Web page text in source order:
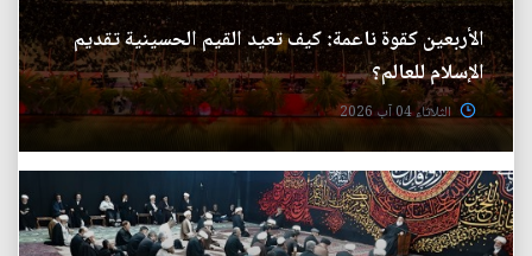
الأربعين كقوة ناعمة: كيف تعيد القيم الحسينية تقديم
الإسلام للعالم؟
الثلاثاء 04 آب 2026